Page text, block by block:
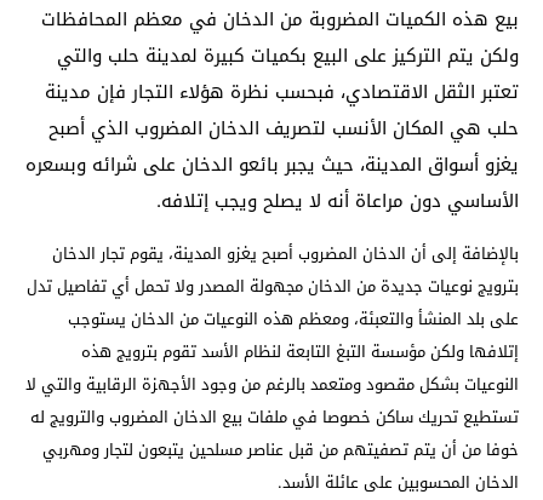
بيع هذه الكميات المضروبة من الدخان في معظم المحافظات
ولكن يتم التركيز على البيع بكميات كبيرة لمدينة حلب والتي
تعتبر الثقل الاقتصادي، فبحسب نظرة هؤلاء التجار فإن مدينة
حلب هي المكان الأنسب لتصريف الدخان المضروب الذي أصبح
يغزو أسواق المدينة، حيث يجبر بائعو الدخان على شرائه وبسعره
الأساسي دون مراعاة أنه لا يصلح ويجب إتلافه.
بالإضافة إلى أن الدخان المضروب أصبح يغزو المدينة، يقوم تجار الدخان
بترويج نوعيات جديدة من الدخان مجهولة المصدر ولا تحمل أي تفاصيل تدل
على بلد المنشأ والتعبئة، ومعظم هذه النوعيات من الدخان يستوجب
إتلافها ولكن مؤسسة التبغ التابعة لنظام الأسد تقوم بترويج هذه
النوعيات بشكل مقصود ومتعمد بالرغم من وجود الأجهزة الرقابية والتي لا
تستطيع تحريك ساكن خصوصا في ملفات بيع الدخان المضروب والترويج له
خوفا من أن يتم تصفيتهم من قبل عناصر مسلحين يتبعون لتجار ومهربي
الدخان المحسوبين على عائلة الأسد.